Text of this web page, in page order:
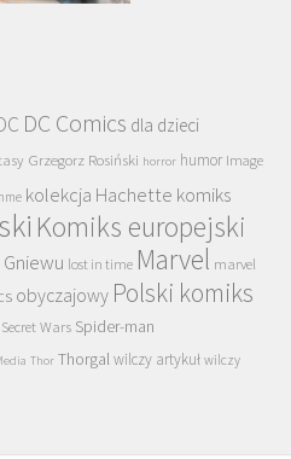
DC Comics dla dzieci
Grzegorz Rosiński horror humor Image
kolekcja Hachette komiks
Komiks europejski
lost in time Marvel marvel
obyczajowy Polski komiks
Secret Wars Spider-man
Thor Thorgalwilczy artykuł wilczy